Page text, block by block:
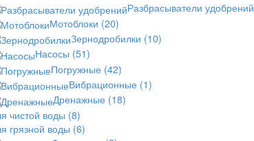
Разбрасыватели удобрений
Мотоблоки (20)
Зернодробилки (10)
Насосы (51)
Погружные (42)
Вибрационные (1)
Дренажные (18)
чистой воды (8)
грязной воды (6)